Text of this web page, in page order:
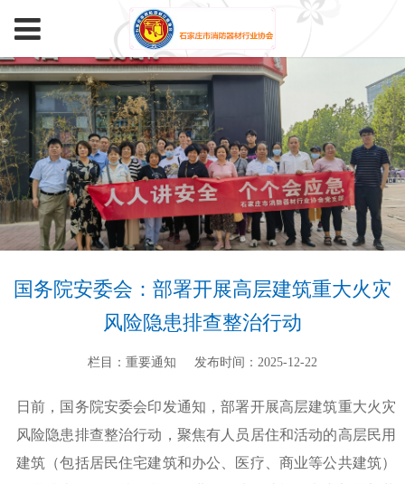
国务院安委会：部署开展高层建筑重大火灾
风险隐患排查整治行动
栏目：重要通知 发布时间：2025-12-22
日前，国务院安委会印发通知，部署开展高层建筑重大火灾
风险隐患排查整治行动，聚焦有人员居住和活动的高层民用
建筑（包括居民住宅建筑和办公、医疗、商业等公共建筑）